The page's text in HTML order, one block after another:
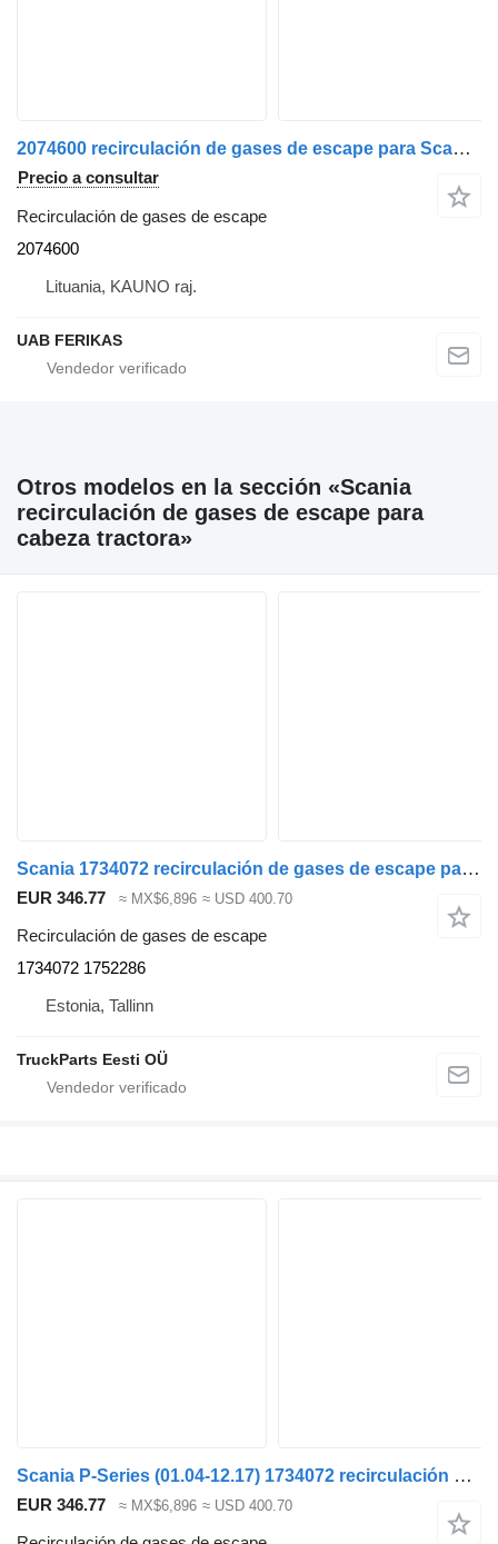
2074600 recirculación de gases de escape para Scania R410 cabeza tractora
Precio a consultar
Recirculación de gases de escape
2074600
Lituania, KAUNO raj.
UAB FERIKAS
Otros modelos en la sección «Scania
recirculación de gases de escape para
cabeza tractora»
Scania 1734072 recirculación de gases de escape para Scania P,G,R,T-series (2004-2017) cabeza tractora
EUR 346.77 ≈ MX$6,896 ≈ USD 400.70
Recirculación de gases de escape
1734072 1752286
Estonia, Tallinn
TruckParts Eesti OÜ
Scania P-Series (01.04-12.17) 1734072 recirculación de gases de escape para Scania P,G,R,T-series (2004-2017) cabeza tractora
EUR 346.77 ≈ MX$6,896 ≈ USD 400.70